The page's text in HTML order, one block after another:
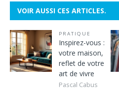
VOIR AUSSI CES ARTICLES.
PRATIQUE
Inspirez-vous :
votre maison,
reflet de votre
art de vivre
Pascal Cabus